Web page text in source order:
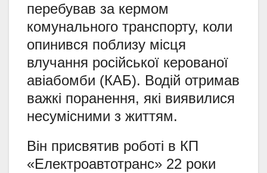
перебував за кермом
комунального транспорту, коли
опинився поблизу місця
влучання російської керованої
авіабомби (КАБ). Водій отримав
важкі поранення, які виявилися
несумісними з життям.
Він присвятив роботі в КП
«Електроавтотранс» 22 роки